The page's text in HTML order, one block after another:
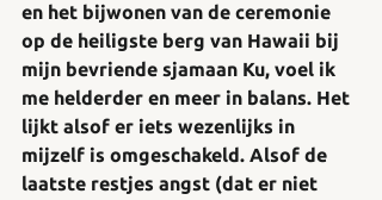
en het bijwonen van de ceremonie
op de heiligste berg van Hawaii bij
mijn bevriende sjamaan Ku, voel ik
me helderder en meer in balans. Het
lijkt alsof er iets wezenlijks in
mijzelf is omgeschakeld. Alsof de
laatste restjes angst (dat er niet